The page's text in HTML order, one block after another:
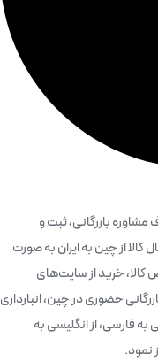
بازرگانی، ثبت و
از چین به ایران به صورت
کالا، خرید از سایت‌های
حضوری در چین، انبارداری
فارسی، از انگلیسی به